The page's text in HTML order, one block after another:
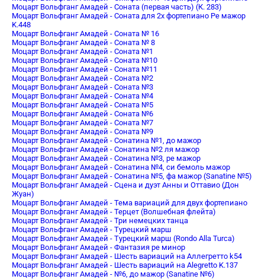
Моцарт Вольфганг Амадей - Соната (первая часть) (К. 283)
Моцарт Вольфганг Амадей - Соната для 2х фортепиано Ре мажор
K.448
Моцарт Вольфганг Амадей - Соната № 16
Моцарт Вольфганг Амадей - Соната № 8
Моцарт Вольфганг Амадей - Соната №1
Моцарт Вольфганг Амадей - Соната №10
Моцарт Вольфганг Амадей - Соната №11
Моцарт Вольфганг Амадей - Соната №2
Моцарт Вольфганг Амадей - Соната №3
Моцарт Вольфганг Амадей - Соната №4
Моцарт Вольфганг Амадей - Соната №5
Моцарт Вольфганг Амадей - Соната №6
Моцарт Вольфганг Амадей - Соната №7
Моцарт Вольфганг Амадей - Соната №9
Моцарт Вольфганг Амадей - Сонатина №1, до мажор
Моцарт Вольфганг Амадей - Сонатина №2 ля мажор
Моцарт Вольфганг Амадей - Сонатина №3, ре мажор
Моцарт Вольфганг Амадей - Сонатина №4, си бемоль мажор
Моцарт Вольфганг Амадей - Сонатина №5, фа мажор (Sanatine №5)
Моцарт Вольфганг Амадей - Сцена и дуэт Анны и Оттавио (Дон
Жуан)
Моцарт Вольфганг Амадей - Тема вариаций для двух фортепиано
Моцарт Вольфганг Амадей - Терцет (Волшебная флейта)
Моцарт Вольфганг Амадей - Три немецких танца
Моцарт Вольфганг Амадей - Турецкий марш
Моцарт Вольфганг Амадей - Турецкий марш (Rondo Alla Turca)
Моцарт Вольфганг Амадей - Фантазия ре минор
Моцарт Вольфганг Амадей - Шесть вариаций на Аллегретто k54
Моцарт Вольфганг Амадей - Шесть вариаций на Alegretto K.137
Моцарт Вольфганг Амадей - №6, до мажор (Sanatine №6)